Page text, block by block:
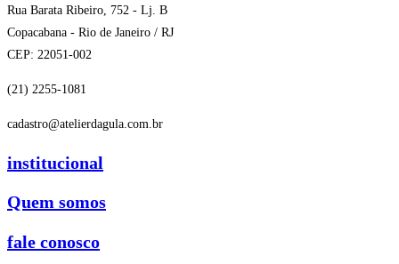
Rua Barata Ribeiro, 752 - Lj. B
Copacabana - Rio de Janeiro / RJ
CEP: 22051-002
(21) 2255-1081
cadastro@atelierdagula.com.br
institucional
Quem somos
fale conosco